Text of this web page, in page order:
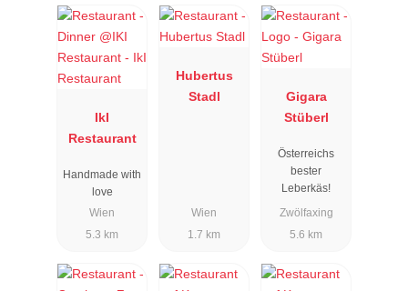
IkI
Restaurant
Handmade with
love
Wien
5.3 km
Hubertus
Stadl
Wien
1.7 km
Gigara
Stüberl
Österreichs
bester
Leberkäs!
Zwölfaxing
5.6 km